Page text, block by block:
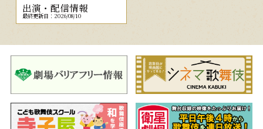
出演・配信情報
最終更新日：2026/08/10